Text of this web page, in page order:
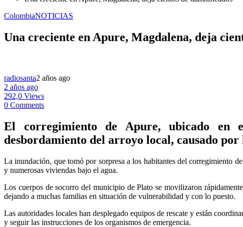
ColombiaNOTICIAS
Una creciente en Apure, Magdalena, deja
radiosanta2 años ago
2 años ago
292,0 Views
0 Comments
El corregimiento de Apure, ubicado en
desbordamiento del arroyo local, causado
La inundación, que tomó por sorpresa a los habitantes del corregimiento
y numerosas viviendas bajo el agua.
Los cuerpos de socorro del municipio de Plato se movilizaron
dejando a muchas familias en situación de vulnerabilidad y con lo puesto.
Las autoridades locales han desplegado equipos de rescate y están
y seguir las instrucciones de los organismos de emergencia.